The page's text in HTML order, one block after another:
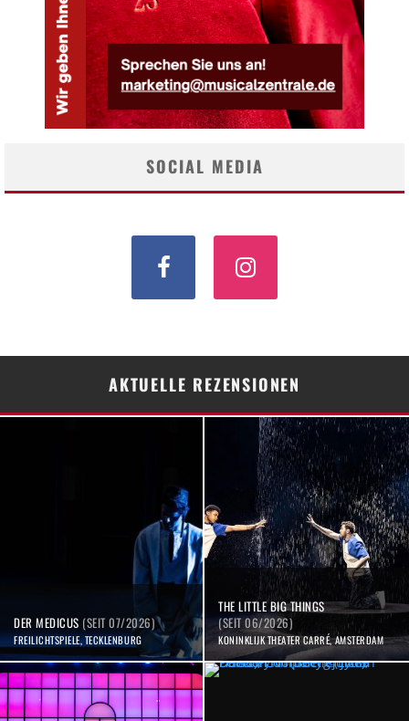
SOCIAL MEDIA
AKTUELLE REZENSIONEN
DER MEDICUS (SEIT 07/2026)
FREILICHTSPIELE, TECKLENBURG
THE LITTLE BIG THINGS
(SEIT 06/2026)
KONINKLIJK THEATER CARRÉ, AMSTERDAM